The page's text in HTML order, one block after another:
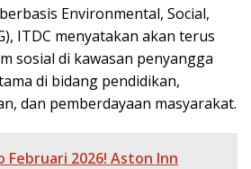
Environmental, Social,
ITDC menyatakan akan terus
sosial di kawasan penyangga
di bidang pendidikan,
dan pemberdayaan masyarakat.
Februari 2026! Aston Inn